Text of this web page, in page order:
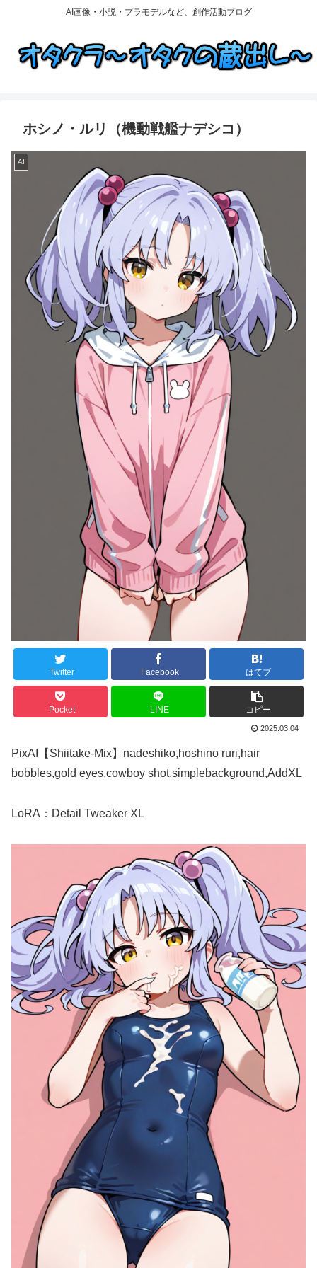
AI画像・小説・プラモデルなど、創作活動ブログ
ホシノ・ルリ（機動戦艦ナデシコ）
AI
Twitter Facebook はてブ
Pocket LINE コピー
2025.03.04
PixAI【Shiitake-Mix】nadeshiko,hoshino ruri,hair
bobbles,gold eyes,cowboy shot,simplebackground,AddXL
LoRA：Detail Tweaker XL